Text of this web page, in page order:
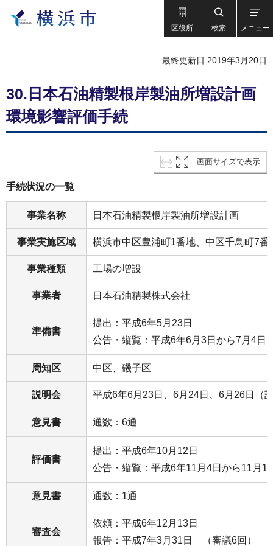
区役所 検索 メニュー
最終更新日 2019年3月20日
30.日本石油精製根岸製油所増設計画
環境影響評価手続
画面サイズで表示
手続状況の一覧
事業名称 日本石油精製根岸製油所増設計画
事業実施区域 横浜市中区豊浦町1番地、中区千鳥町7番
事業種類 工場の増設
事業者 日本石油精製株式会社
準備書
提出：平成6年5月23日
公告・縦覧：平成6年6月3日から7月4日
周知区 中区、磯子区
説明会 平成6年6月23日、6月24日、6月26日（
意見書 通数：6通
評価書
提出：平成6年10月12日
公告・縦覧：平成6年11月4日から11月
意見書 通数：1通
審査会
依頼：平成6年12月13日
報告：平成7年3月31日 （審議6回）